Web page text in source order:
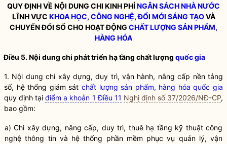
QUY ĐỊNH VỀ NỘI DUNG CHI KINH PHÍ NGÂN SÁCH NHÀ NƯỚC
LĨNH VỰC KHOA HỌC, CÔNG NGHỆ,ĐỔI MỚI SÁNG TẠOVÀ
CHUYỂN ĐỔI SỐ CHO HOẠT ĐỘNG CHẤT LƯỢNG SẢN PHẨM,
HÀNG HÓA
Điều 5. Nội dung chi phát triển hạ tầng chất lượng quốc gia
1. Nội dung chi xây dựng, duy trì, vận hành, nâng cấp nền tảng
số, hệ thống giám sát chất lượng sản phẩm, hàng hóa quốc gia
quy định tạiđiểm a khoản 1 Điều 11 Nghị định số 37/2026/NĐ-CP,
bao gồm:
a) Chi xây dựng, nâng cấp, duy trì, thuê hạ tầng kỹ thuật công
nghệ thông tin và hệ thống phần mềm phục vụ quản lý, vận